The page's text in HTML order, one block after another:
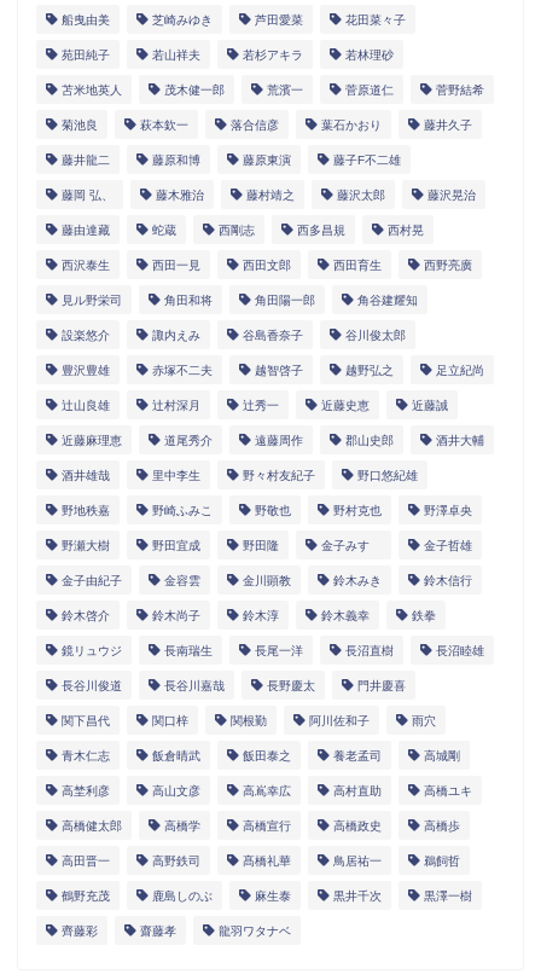
船曳由美 芝崎みゆき 芦田愛菜 花田菜々子
苑田純子 若山祥夫 若杉アキラ 若林理砂
苫米地英人 茂木健一郎 荒濱一 菅原道仁 菅野結希
菊池良 萩本欽一 落合信彦 葉石かおり 藤井久子
藤井龍二 藤原和博 藤原東演 藤子F不二雄
藤岡 弘、 藤木雅治 藤村靖之 藤沢太郎 藤沢晃治
藤由達藏 蛇蔵 西剛志 西多昌規 西村晃
西沢泰生 西田一見 西田文郎 西田育生 西野亮廣
見ル野栄司 角田和将 角田陽一郎 角谷建耀知
設楽悠介 諏内えみ 谷島香奈子 谷川俊太郎
豊沢豊雄 赤塚不二夫 越智啓子 越野弘之 足立紀尚
辻山良雄 辻村深月 辻秀一 近藤史恵 近藤誠
近藤麻理恵 道尾秀介 遠藤周作 郡山史郎 酒井大輔
酒井雄哉 里中李生 野々村友紀子 野口悠紀雄
野地秩嘉 野崎ふみこ 野敬也 野村克也 野澤卓央
野瀬大樹 野田宜成 野田隆 金子みすゞ 金子哲雄
金子由紀子 金容雲 金川顕教 鈴木みき 鈴木信行
鈴木啓介 鈴木尚子 鈴木淳 鈴木義幸 鉄拳
鏡リュウジ 長南瑞生 長尾一洋 長沼直樹 長沼睦雄
長谷川俊道 長谷川嘉哉 長野慶太 門井慶喜
関下昌代 関口梓 関根勤 阿川佐和子 雨穴
青木仁志 飯倉晴武 飯田泰之 養老孟司 高城剛
高埜利彦 高山文彦 高嶌幸広 高村直助 高橋ユキ
高橋健太郎 高橋学 高橋宣行 高橋政史 高橋歩
高田晋一 高野鉄司 髙橋礼華 鳥居祐一 鵜飼哲
鶴野充茂 鹿島しのぶ 麻生泰 黒井千次 黒澤一樹
齊藤彩 齋藤孝 龍羽ワタナベ